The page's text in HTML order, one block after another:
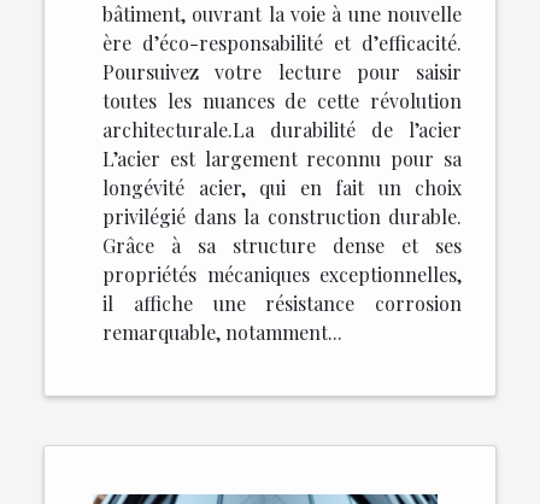
bâtiment, ouvrant la voie à une nouvelle
ère d’éco-responsabilité et d’efficacité.
Poursuivez votre lecture pour saisir
toutes les nuances de cette révolution
architecturale.La durabilité de l’acier
L’acier est largement reconnu pour sa
longévité acier, qui en fait un choix
privilégié dans la construction durable.
Grâce à sa structure dense et ses
propriétés mécaniques exceptionnelles,
il affiche une résistance corrosion
remarquable, notamment...